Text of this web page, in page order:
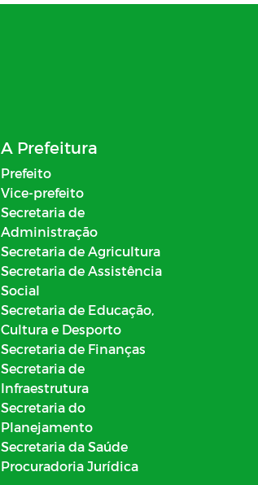
A Prefeitura
Prefeito
Vice-prefeito
Secretaria de
Administração
Secretaria de Agricultura
Secretaria de Assistência
Social
Secretaria de Educação,
Cultura e Desporto
Secretaria de Finanças
Secretaria de
Infraestrutura
Secretaria do
Planejamento
Secretaria da Saúde
Procuradoria Jurídica